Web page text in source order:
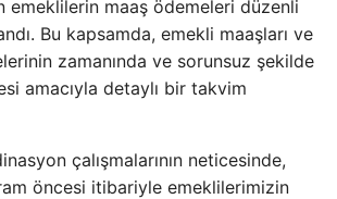
emeklilerin maaş ödemeleri düzenli
Bu kapsamda, emekli maaşları ve
zamanında ve sorunsuz şekilde
amacıyla detaylı bir takvim
çalışmalarının neticesinde,
öncesi itibariyle emeklilerimizin